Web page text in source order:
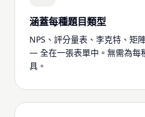
涵蓋每種題目類型
NPS、評分量表、李克特、矩
— 全在一張表單中。無需為每
具。